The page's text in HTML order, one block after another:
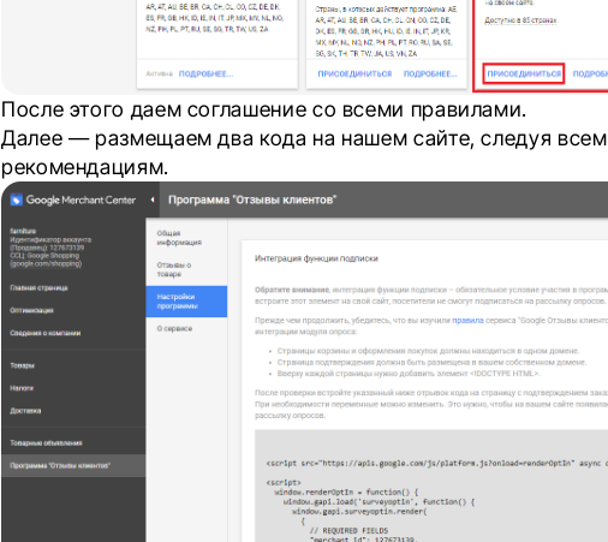
После этого даем соглашение со всеми правилами.
Далее — размещаем два кода на нашем сайте, следуя всем
рекомендациям.